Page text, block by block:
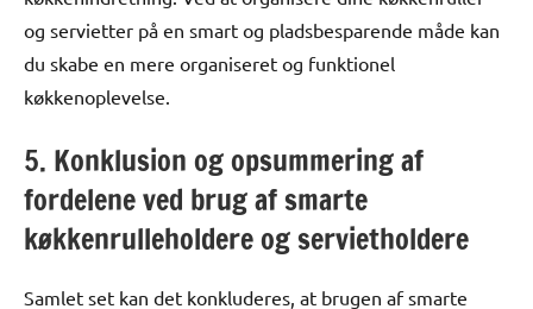
og servietter på en smart og pladsbesparende måde kan
du skabe en mere organiseret og funktionel
køkkenoplevelse.
5. Konklusion og opsummering af
fordelene ved brug af smarte
køkkenrulleholdere og servietholdere
Samlet set kan det konkluderes, at brugen af smarte